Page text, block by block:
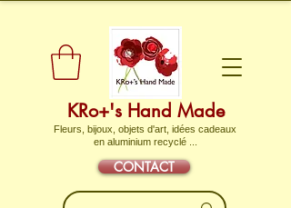
KRo+'s Hand Made
Fleurs, bijoux, objets d'art, idées cadeaux
en aluminium recyclé ...
CONTACT